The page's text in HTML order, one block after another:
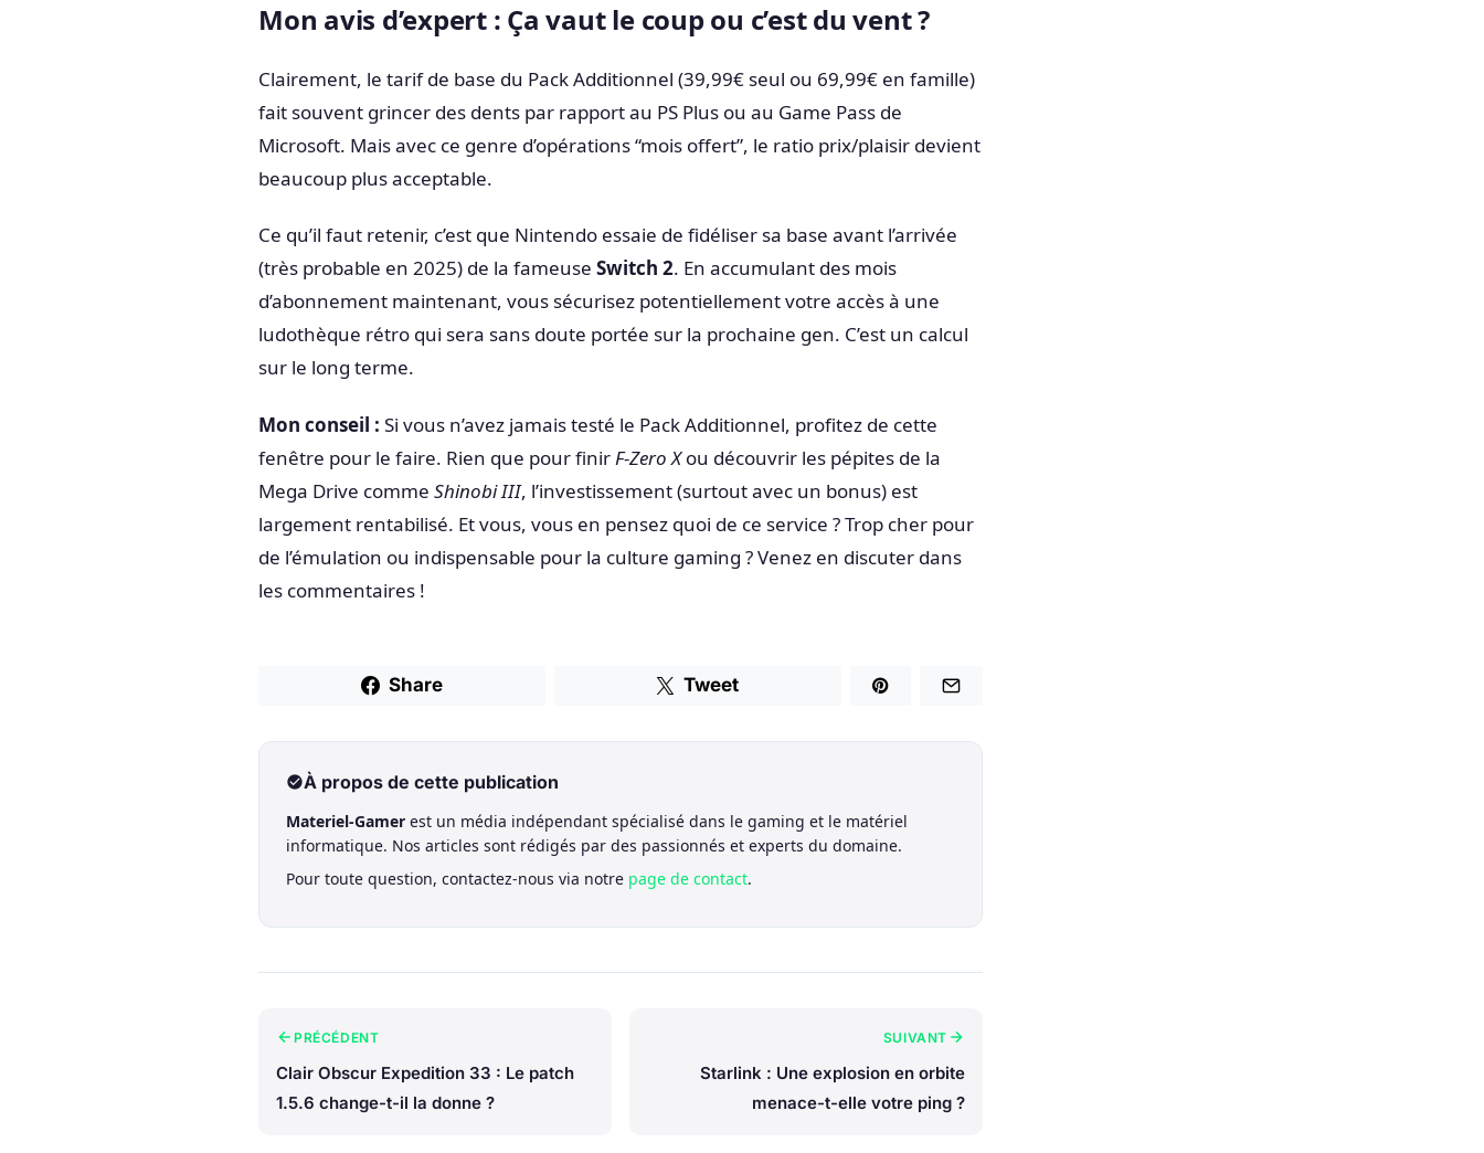
Mon avis d’expert : Ça vaut le coup ou c’est du vent ?
Clairement, le tarif de base du Pack Additionnel (39,99€ seul ou 69,99€ en famille)
fait souvent grincer des dents par rapport au PS Plus ou au Game Pass de
Microsoft. Mais avec ce genre d’opérations “mois offert”, le ratio prix/plaisir devient
beaucoup plus acceptable.
Ce qu’il faut retenir, c’est que Nintendo essaie de fidéliser sa base avant l’arrivée
(très probable en 2025) de la fameuse Switch 2. En accumulant des mois
d’abonnement maintenant, vous sécurisez potentiellement votre accès à une
ludothèque rétro qui sera sans doute portée sur la prochaine gen. C’est un calcul
sur le long terme.
Mon conseil : Si vous n’avez jamais testé le Pack Additionnel, profitez de cette
fenêtre pour le faire. Rien que pour finir F-Zero Xou découvrir les pépites de la
Mega Drive comme Shinobi III, l’investissement (surtout avec un bonus) est
largement rentabilisé. Et vous, vous en pensez quoi de ce service ? Trop cher pour
de l’émulation ou indispensable pour la culture gaming ? Venez en discuter dans
les commentaires !
Share Tweet
À propos de cette publication
Materiel-Gamer est un média indépendant spécialisé dans le gaming et le matériel
informatique. Nos articles sont rédigés par des passionnés et experts du domaine.
Pour toute question, contactez-nous via notre page de contact.
PRÉCÉDENT
Clair Obscur Expedition 33 : Le patch
1.5.6 change-t-il la donne ?
SUIVANT
Starlink : Une explosion en orbite
menace-t-elle votre ping ?